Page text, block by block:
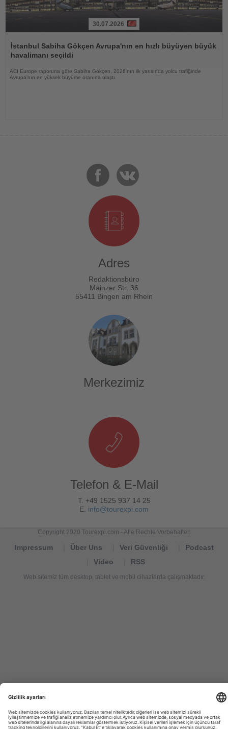
Oku
30.07.2026
İstanbul Sabiha Gökçen Avrupa'nın en hızlı büyüyen büyük
havalimanı seçildi
ACI Europe raporuna göre Sabiha Gökçen, 2026'nın ilk yarısında yolcu trafiğinde
Avrupa'nın en yüksek büyüme oranına ulaştı
Adres
Redaktionsbüro
Mainzer Str. 36
55411 Bingen am Rhein
Merkezimiz
Telefon & E-Mail
T. +49 1525 937 14 25
E. info@tourexpi.com
Copyright 2020 Tourexpi.com - Alle Rechte Vorbehalten
Impressum Über Uns Veri Güvenliği
Podcast
Video
RSS
Web sitemiz tüm desktop, tablet ve mobil cihazlarda çalışmaktadır.
новости
туризма,
travel